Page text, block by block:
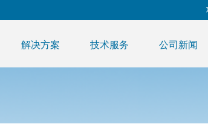
解决方案 技术服务 公司新闻